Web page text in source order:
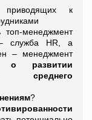
приводящих к
менеджмент
– служба HR, а
– менеджмент
о развитии
среднего
?